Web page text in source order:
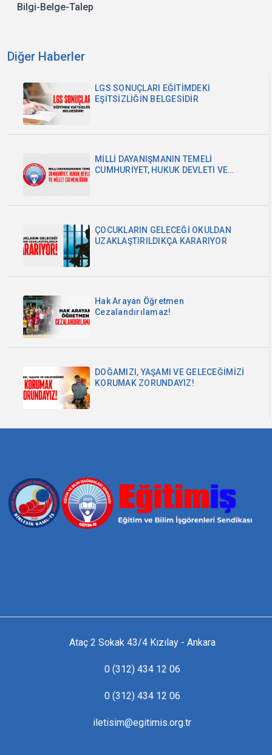
Bilgi-Belge-Talep
Diğer Haberler
LGS SONUÇLARI EĞİTİMDEKİ
EŞİTSİZLİĞİN BELGESİDİR
MİLLİ DAYANIŞMANIN TEMELİ
CUMHURİYET, HUKUK DEVLETİ VE
ÇOCUKLARIN GELECEĞİ OKULDAN
UZAKLAŞTIRILDIKÇA KARARIYOR
Hak Arayan Öğretmen
Cezalandırılamaz!
DOĞAMIZI, YAŞAMI VE GELECEĞİMİZİ
KORUMAK ZORUNDAYIZ!
Ataç 2 Sokak 43/4 Kızılay - Ankara
0 (312) 434 12 06
0 (312) 434 12 06
iletisim@egitimis.org.tr